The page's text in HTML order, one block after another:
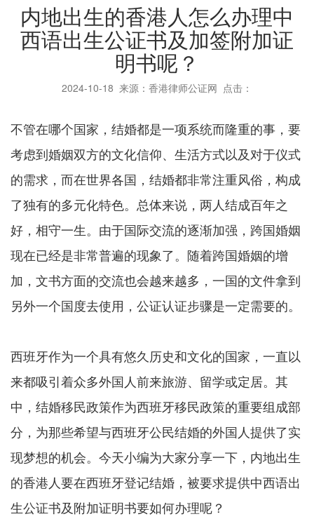
内地出生的香港人怎么办理中
西语出生公证书及加签附加证
明书呢？
2024-10-18 来源：香港律师公证网 点击：
不管在哪个国家，结婚都是一项系统而隆重的事，要
考虑到婚姻双方的文化信仰、生活方式以及对于仪式
的需求，而在世界各国，结婚都非常注重风俗，构成
了独有的多元化特色。总体来说，两人结成百年之
好，相守一生。由于国际交流的逐渐加强，跨国婚姻
现在已经是非常普遍的现象了。随着跨国婚姻的增
加，文书方面的交流也会越来越多，一国的文件拿到
另外一个国度去使用，公证认证步骤是一定需要的。
西班牙作为一个具有悠久历史和文化的国家，一直以
来都吸引着众多外国人前来旅游、留学或定居。其
中，结婚移民政策作为西班牙移民政策的重要组成部
分，为那些希望与西班牙公民结婚的外国人提供了实
现梦想的机会。今天小编为大家分享一下，内地出生
的香港人要在西班牙登记结婚，被要求提供中西语出
生公证书及附加证明书要如何办理呢？